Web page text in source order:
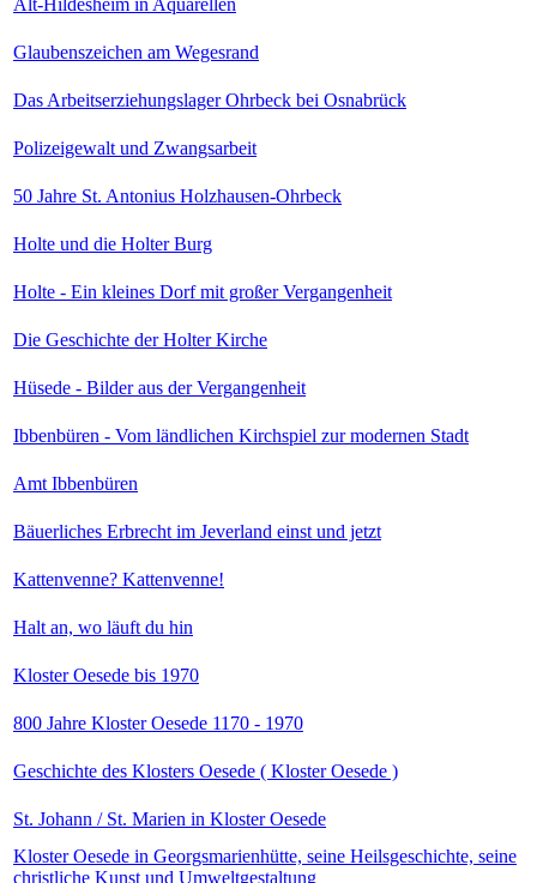
Glaubenszeichen am Wegesrand
Das Arbeitserziehungslager Ohrbeck bei Osnabrück
Polizeigewalt und Zwangsarbeit
50 Jahre St. Antonius Holzhausen-Ohrbeck
Holte und die Holter Burg
Holte - Ein kleines Dorf mit großer Vergangenheit
Die Geschichte der Holter Kirche
Hüsede - Bilder aus der Vergangenheit
Ibbenbüren - Vom ländlichen Kirchspiel zur modernen Stadt
Amt Ibbenbüren
Bäuerliches Erbrecht im Jeverland einst und jetzt
Kattenvenne? Kattenvenne!
Halt an, wo läuft du hin
Kloster Oesede bis 1970
800 Jahre Kloster Oesede 1170 - 1970
Geschichte des Klosters Oesede ( Kloster Oesede )
St. Johann / St. Marien in Kloster Oesede
Kloster Oesede in Georgsmarienhütte, seine Heilsgeschichte, seine
christliche Kunst und Umweltgestaltung